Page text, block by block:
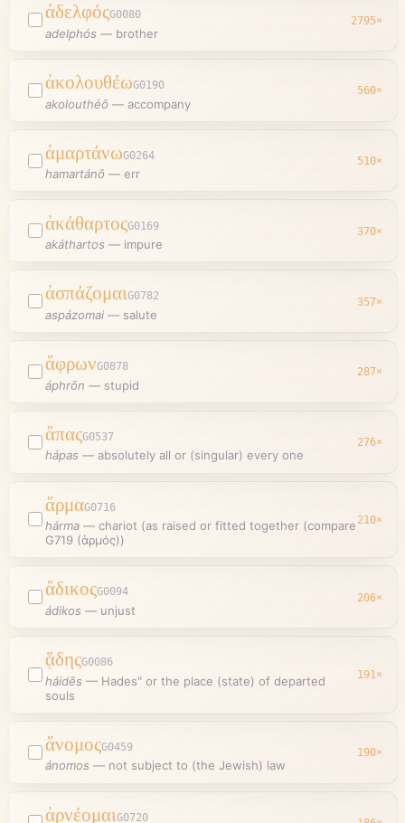
ἀδελφόςG0080
adelphós — brother
2795×
ἀκολουθέωG0190
akolouthéō — accompany
560×
ἁμαρτάνωG0264
hamartánō — err
510×
ἀκάθαρτοςG0169
akáthartos — impure
370×
ἀσπάζομαιG0782
aspázomai — salute
357×
ἄφρωνG0878
áphrōn — stupid
287×
ἅπαςG0537
hápas — absolutely all or (singular) every one
276×
ἅρμαG0716
hárma — chariot (as raised or fitted together (compare
G719 (ἁρμός))
210×
ἄδικοςG0094
ádikos — unjust
206×
ᾅδηςG0086
háidēs — Hades" or the place (state) of departed
souls
191×
ἄνομοςG0459
ánomos — not subject to (the Jewish) law
190×
ἀρνέομαιG0720